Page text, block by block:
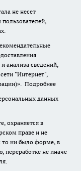
не несет
анализа сведений,
"Интернет",
Подробнее
данных
охраняется в
праве и не
то ни было форме, в
переработке не иначе